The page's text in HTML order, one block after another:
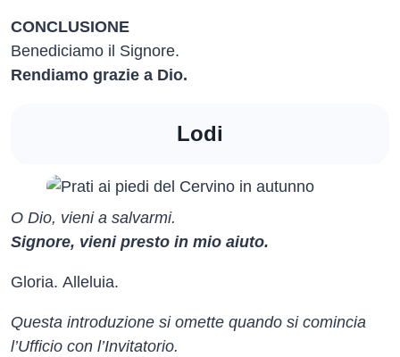
CONCLUSIONE
Benediciamo il Signore.
Rendiamo grazie a Dio.
Lodi
O Dio, vieni a salvarmi.
Signore, vieni presto in mio aiuto.
Gloria. Alleluia.
Questa introduzione si omette quando si comincia
l’Ufficio con l’Invitatorio.